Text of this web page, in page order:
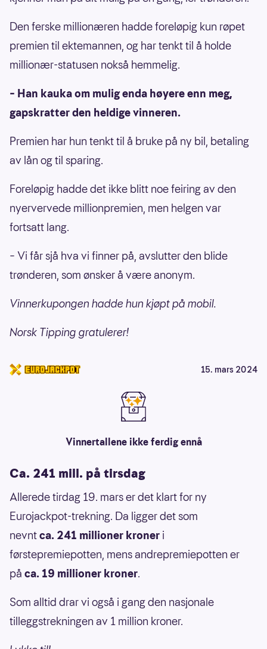
Den ferske millionæren hadde foreløpig kun røpet
premien til ektemannen, og har tenkt til å holde
millionær-statusen nokså hemmelig.
– Han kauka om mulig enda høyere enn meg,
gapskratter den heldige vinneren.
Premien har hun tenkt til å bruke på ny bil, betaling
av lån og til sparing.
Foreløpig hadde det ikke blitt noe feiring av den
nyervervede millionpremien, men helgen var
fortsatt lang.
– Vi får sjå hva vi finner på, avslutter den blide
trønderen, som ønsker å være anonym.
Vinnerkupongen hadde hun kjøpt på mobil.
Norsk Tipping gratulerer!
15. mars 2024
Vinnertallene ikke ferdig ennå
Ca. 241 mill. på tirsdag
Allerede tirdag 19. mars er det klart for ny
Eurojackpot-trekning. Da ligger det som
nevntca. 241 millioner kroner i
førstepremiepotten, mens andrepremiepotten er
på ca. 19 millioner kroner.
Som alltid drar vi også i gang den nasjonale
tilleggstrekningen av 1 million kroner.